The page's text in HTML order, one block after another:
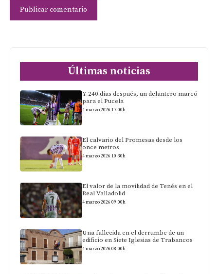
Últimas noticias
Y 240 días después, un delantero marcó
para el Pucela
4 marzo 2026 17:00h
El calvario del Promesas desde los
once metros
4 marzo 2026 10:30h
El valor de la movilidad de Tenés en el
Real Valladolid
4 marzo 2026 09:00h
Una fallecida en el derrumbe de un
edificio en Siete Iglesias de Trabancos
4 marzo 2026 08:00h